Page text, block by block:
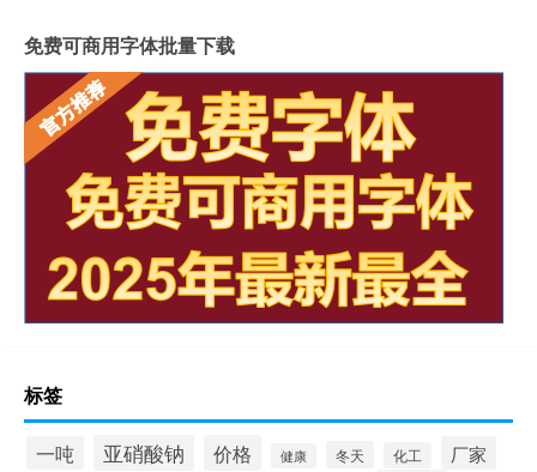
免费可商用字体批量下载
标签
一吨 亚硝酸钠 价格 健康 冬天 化工 厂家